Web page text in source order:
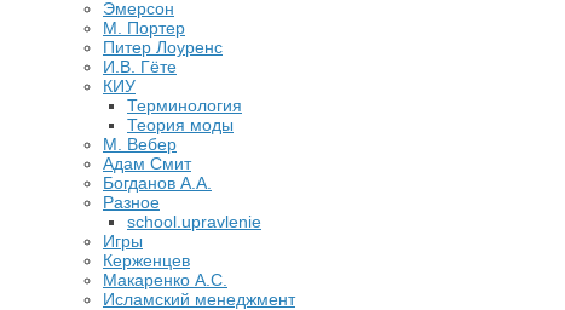
Эмерсон
М. Портер
Питер Лоуренс
И.В. Гёте
КИУ
Терминология
Теория моды
М. Вебер
Адам Смит
Богданов А.А.
Разное
school.upravlenie
Игры
Керженцев
Макаренко А.С.
Исламский менеджмент